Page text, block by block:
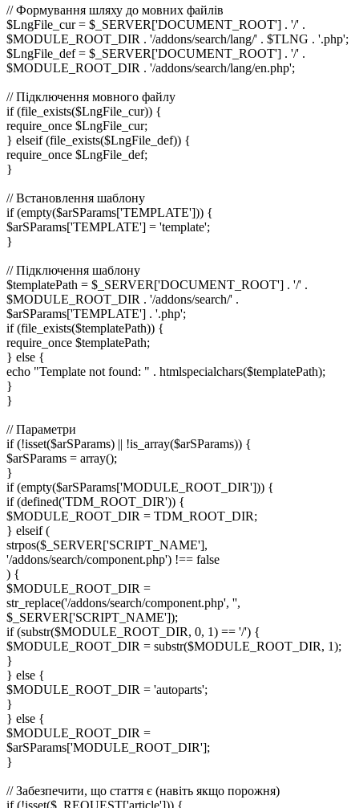
// Формування шляху до мовних файлів
$LngFile_cur = $_SERVER['DOCUMENT_ROOT'] . '/' .
$MODULE_ROOT_DIR . '/addons/search/lang/' . $TLNG . '.php';
$LngFile_def = $_SERVER['DOCUMENT_ROOT'] . '/' .
$MODULE_ROOT_DIR . '/addons/search/lang/en.php';
// Підключення мовного файлу
if (file_exists($LngFile_cur)) {
require_once $LngFile_cur;
} elseif (file_exists($LngFile_def)) {
require_once $LngFile_def;
}
// Встановлення шаблону
if (empty($arSParams['TEMPLATE'])) {
$arSParams['TEMPLATE'] = 'template';
}
// Підключення шаблону
$templatePath = $_SERVER['DOCUMENT_ROOT'] . '/' .
$MODULE_ROOT_DIR . '/addons/search/' .
$arSParams['TEMPLATE'] . '.php';
if (file_exists($templatePath)) {
require_once $templatePath;
} else {
echo "Template not found: " . htmlspecialchars($templatePath);
}
}
// Параметри
if (!isset($arSParams) || !is_array($arSParams)) {
$arSParams = array();
}
if (empty($arSParams['MODULE_ROOT_DIR'])) {
if (defined('TDM_ROOT_DIR')) {
$MODULE_ROOT_DIR = TDM_ROOT_DIR;
} elseif (
strpos($_SERVER['SCRIPT_NAME'],
'/addons/search/component.php') !== false
) {
$MODULE_ROOT_DIR =
str_replace('/addons/search/component.php', '',
$_SERVER['SCRIPT_NAME']);
if (substr($MODULE_ROOT_DIR, 0, 1) == '/') {
$MODULE_ROOT_DIR = substr($MODULE_ROOT_DIR, 1);
}
} else {
$MODULE_ROOT_DIR = 'autoparts';
}
} else {
$MODULE_ROOT_DIR =
$arSParams['MODULE_ROOT_DIR'];
}
// Забезпечити, що стаття є (навіть якщо порожня)
if (!isset($_REQUEST['article'])) {